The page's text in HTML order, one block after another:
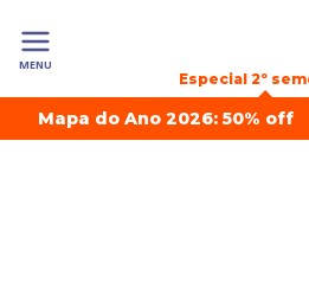
MENU
Especial 2º
Mapa do Ano 2026: 50% off